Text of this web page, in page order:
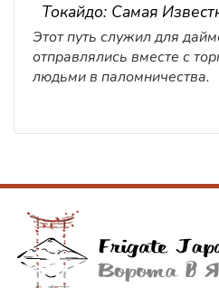
Токайдо: Самая
Этот путь служил для
отправлялись вместе с
людьми в паломничества.